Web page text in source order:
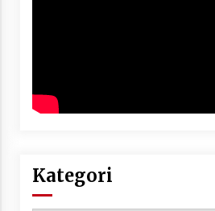
Kategori